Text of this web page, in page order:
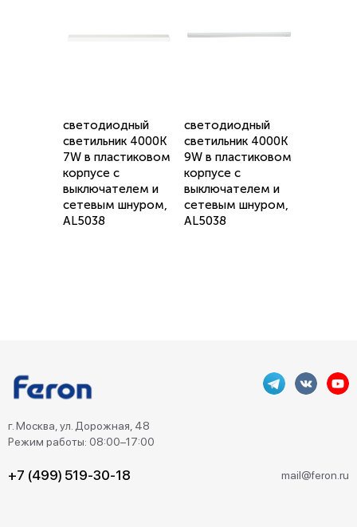
светодиодный
светильник 4000K
7W в пластиковом
корпусе с
выключателем и
сетевым шнуром,
AL5038
светодиодный
светильник 4000K
9W в пластиковом
корпусе с
выключателем и
сетевым шнуром,
AL5038
г. Москва, ул. Дорожная, 48
Режим работы: 08:00–17:00
+7 (499) 519-30-18 mail@feron.ru